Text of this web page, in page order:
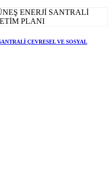
ÇEVRESEL VE SOSYAL